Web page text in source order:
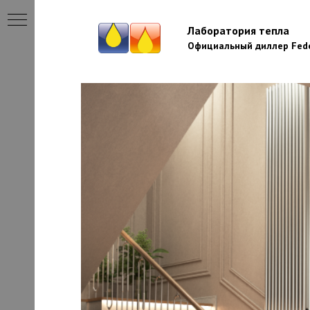
Лаборатория тепла
Официальный диллер